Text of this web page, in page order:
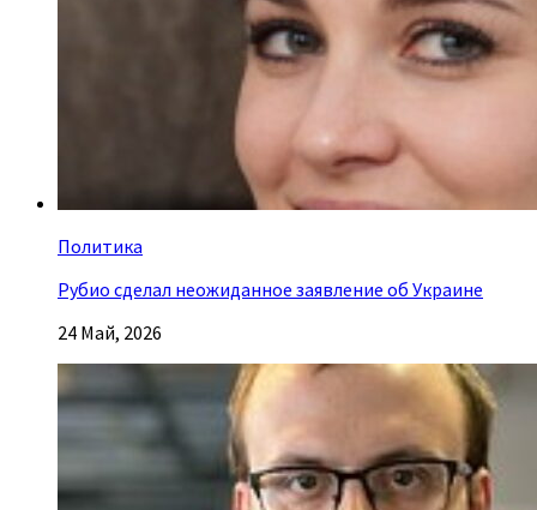
Политика
Рубио сделал неожиданное заявление об Украине
24 Май, 2026